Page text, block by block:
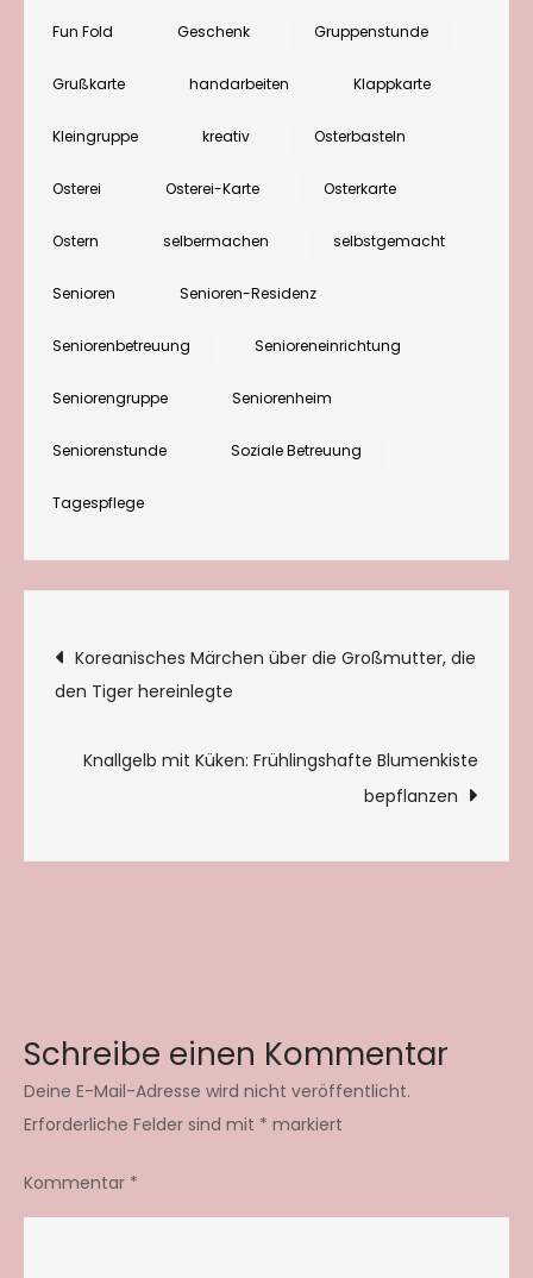
darf
Fun Fold Geschenk Gruppenstunde
Grußkarte handarbeiten Klappkarte
Kleingruppe kreativ Osterbasteln
Osterei Osterei-Karte Osterkarte
Ostern selbermachen selbstgemacht
Senioren Senioren-Residenz
Seniorenbetreuung Senioreneinrichtung
Seniorengruppe Seniorenheim
Seniorenstunde Soziale Betreuung
Tagespflege
Beitragsnavigation
Koreanisches Märchen über die Großmutter, die
den Tiger hereinlegte
Knallgelb mit Küken: Frühlingshafte Blumenkiste
bepflanzen
Schreibe einen Kommentar
Deine E-Mail-Adresse wird nicht veröffentlicht.
Erforderliche Felder sind mit * markiert
Kommentar *